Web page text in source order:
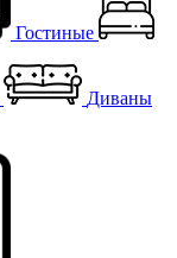
Гостиные
Диваны